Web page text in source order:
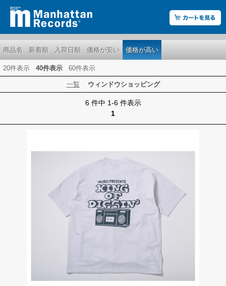
商品名 新着順 入荷日順 価格が安い 価格が高い
20件表示 40件表示 60件表示
一覧 ウィンドウショッピング
6 件中 1-6 件表示
1